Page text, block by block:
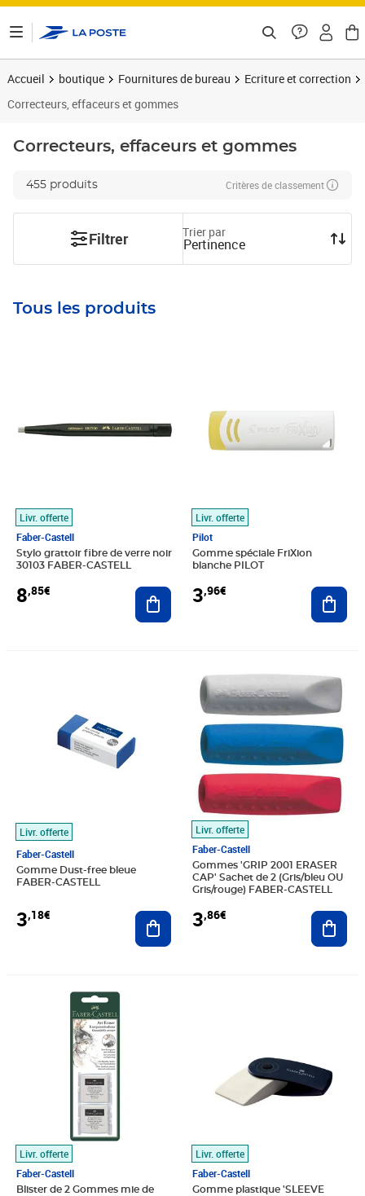
Accueil boutique Fournitures de bureau
Ecriture et correction
Correcteurs, effaceurs et gommes
Correcteurs, effaceurs et gommes
455 produits Critères de classement
Filtrer Trier par
Pertinence
Tous les produits
Livr. offerte
Faber-Castell
Stylo grattoir fibre de verre noir
30103 FABER-CASTELL
8,85€ Ajouter au panier
Livr. offerte
Pilot
Gomme spéciale FriXion
blanche PILOT
3,96€
Livr. offerte
Faber-Castell
Gomme Dust-free bleue
FABER-CASTELL
3,18€ Ajouter au panier
Livr. offerte
Faber-Castell
Gommes 'GRIP 2001 ERASER
CAP' Sachet de 2 (Gris/bleu OU
Gris/rouge) FABER-CASTELL
3,86€
Prix 3,86€
Livr. offerte
Faber-Castell
Blister de 2 Gommes mie de
Livr. offerte
Faber-Castell
Gomme plastique 'SLEEVE